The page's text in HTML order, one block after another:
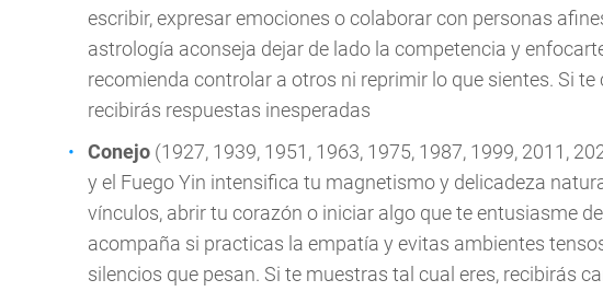
escribir, expresar emociones o colaborar con personas
astrología aconseja dejar de lado la competencia y
recomienda controlar a otros ni reprimir lo que sientes. Si
recibirás respuestas inesperadas
Conejo (1927, 1939, 1951, 1963, 1975, 1987, 1999, 2011,
y el Fuego Yin intensifica tu magnetismo y delicadeza
vínculos, abrir tu corazón o iniciar algo que te entusiasme
acompaña si practicas la empatía y evitas ambientes
silencios que pesan. Si te muestras tal cual eres, recibirás